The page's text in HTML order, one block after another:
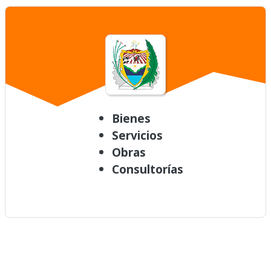
Bienes
Servicios
Obras
Consultorías